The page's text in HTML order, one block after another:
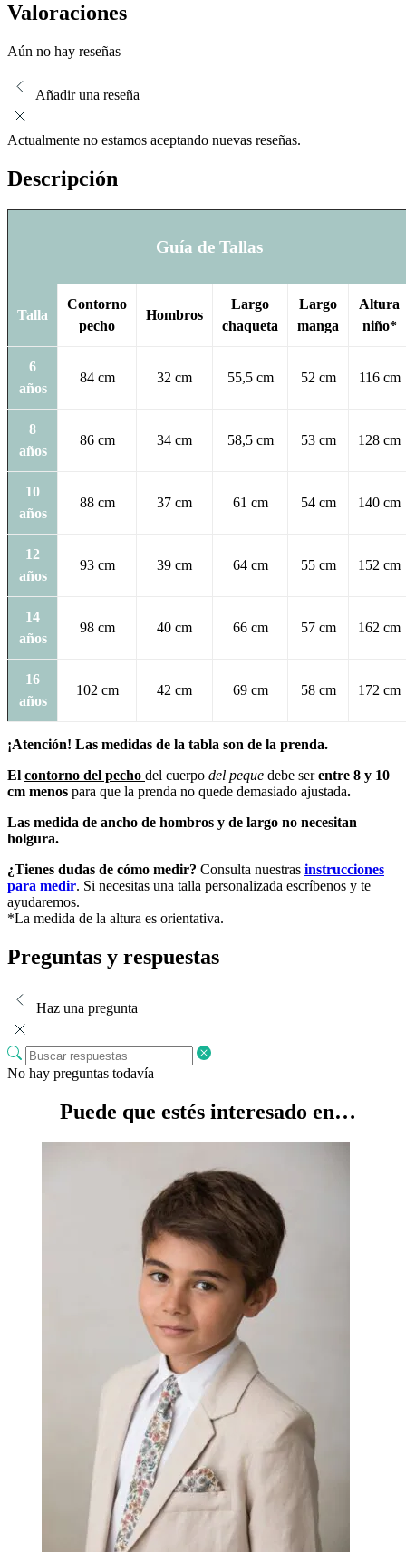
Valoraciones
Aún no hay reseñas
Añadir una reseña
Actualmente no estamos aceptando nuevas reseñas.
Descripción
Guía de Tallas
Talla
Contorno
pecho
Hombros
Largo
chaqueta
Largo
manga
Altura
niño*
6
años
84 cm 32 cm 55,5 cm 52 cm 116 cm
8
años
86 cm 34 cm 58,5 cm 53 cm 128 cm
10
años
88 cm 37 cm 61 cm 54 cm 140 cm
12
años
93 cm 39 cm 64 cm 55 cm 152 cm
14
años
98 cm 40 cm 66 cm 57 cm 162 cm
16
años
102 cm 42 cm 69 cm 58 cm 172 cm
¡Atención! Las medidas de la tabla son de la prenda.
El contorno del pecho del cuerpo del peque debe serentre 8 y 10
cm menos para que la prenda no quede demasiado ajustada.
Las medida de ancho de hombros y de largo no necesitan
holgura.
¿Tienes dudas de cómo medir? Consulta nuestras instrucciones
para medir. Si necesitas una talla personalizada escríbenos y te
ayudaremos.
*La medida de la altura es orientativa.
Preguntas y respuestas
Haz una pregunta
No hay preguntas todavía
Puede que estés interesado en…